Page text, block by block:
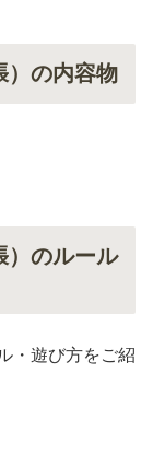
）の内容物
）のルール
・遊び方をご紹